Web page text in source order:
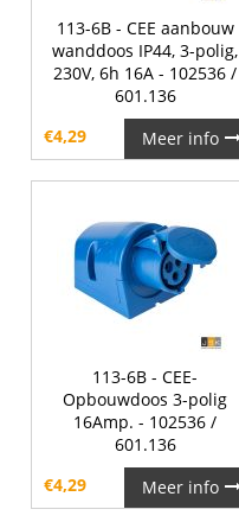
113-6B - CEE aanbouw
wanddoos IP44, 3-polig,
230V, 6h 16A - 102536 /
601.136
€4,29 Meer info
113-6B - CEE-
Opbouwdoos 3-polig
16Amp. - 102536 /
601.136
€4,29 Meer info